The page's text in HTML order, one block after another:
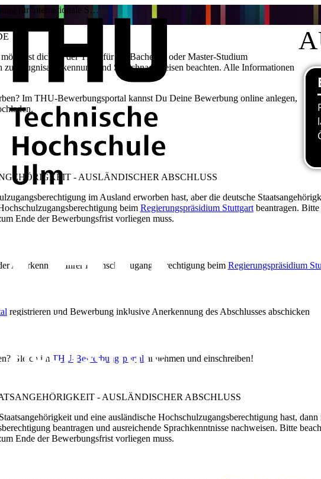
für internationale S…
dich an der THU für ein Bachelor- oder Master-Studium
Zeugnisanerkennung und Sprachnachweisen beachten. Alle Informationen
Im THU-Bewerbungsportal kannst Du Deine Bewerbung online anlegen,
- AUSLÄNDISCHER ABSCHLUSS
im Ausland erworben hast, aber die deutsche
beim Regierungspräsidium Stuttgartbeantragen. Bitte
Ende der Bewerbungsfrist vorliegen muss.
Anerkennung Ihrer Hochschulzugangsberechtigung beim Regierungspräsidium
registrieren und Bewerbung inklusive Anerkennung des Abschlusses abschicken
Gleich im THU-Bewerbungsportal annehmen und einschreiben!
- AUSLÄNDISCHER ABSCHLUSS
und eine ausländische Hochschulzugangsberechtigung hast,
beantragen und ausreichende Sprachkenntnisse nachweisen. Bitte
Ende der Bewerbungsfrist vorliegen muss.